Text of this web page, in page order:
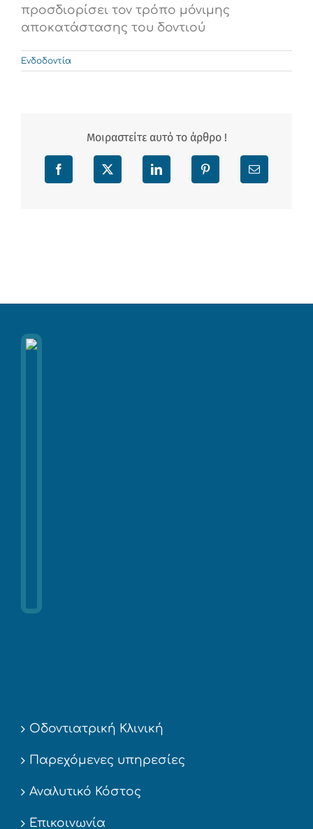
προσδιορίσει τον τρόπο μόνιμης
αποκατάστασης του δοντιού
Ενδοδοντία
Μοιραστείτε αυτό το άρθρο !
Facebook X LinkedIn Pinterest Email
Οδοντιατρική Κλινική
Παρεχόμενες υπηρεσίες
Αναλυτικό Κόστος
Επικοινωνία